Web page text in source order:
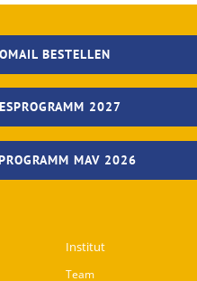
BESTELLEN
2027
MAV 2026
Institut
Team